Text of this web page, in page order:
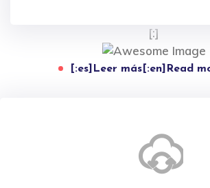
[:]
[:es]Leer más[:en]Read